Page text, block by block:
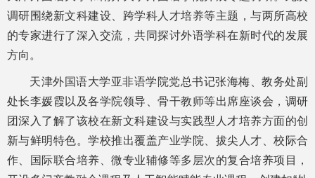
调研围绕新文科建设、跨学科人才培养等主题，与两所高校
的专家进行了深入交流，共同探讨外语学科在新时代的发展
方向。
天津外国语大学亚非语学院党总书记张海梅、教务处副
处长李媛霞以及各学院领导、骨干教师等出席座谈会，调研
团深入了解了该校在新文科建设与实践型人才培养方面的创
新与鲜明特色。学校推出覆盖产业学院、拔尖人才、校际合
作、国际联合培养、微专业辅修等多层次的复合培养项目，